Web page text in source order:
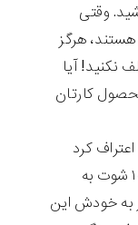
وقتی
هرگز
نکنید! آیا
کارتان
کرد
نمی‌تواند روزش را بدون پرتاب ۱۰۰۰ شوت به
به خودش این